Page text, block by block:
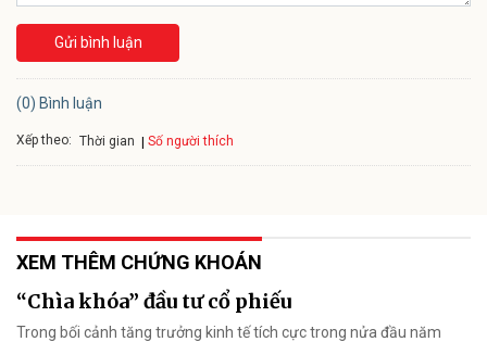
Gửi bình luận
(0) Bình luận
Xếp theo: Thời gian Số người thích
XEM THÊM CHỨNG KHOÁN
“Chìa khóa” đầu tư cổ phiếu
Trong bối cảnh tăng trưởng kinh tế tích cực trong nửa đầu năm